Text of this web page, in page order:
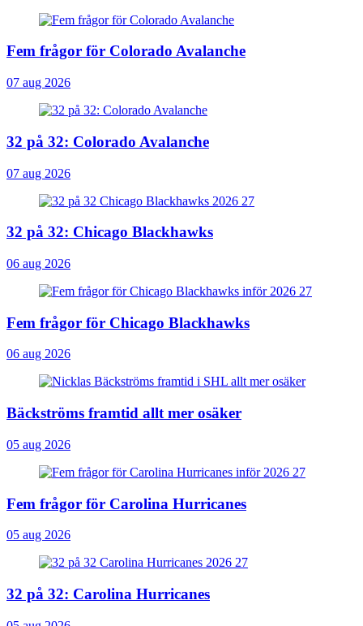
Fem frågor för Colorado Avalanche
07 aug 2026
32 på 32: Colorado Avalanche
07 aug 2026
32 på 32: Chicago Blackhawks
06 aug 2026
Fem frågor för Chicago Blackhawks
06 aug 2026
Bäckströms framtid allt mer osäker
05 aug 2026
Fem frågor för Carolina Hurricanes
05 aug 2026
32 på 32: Carolina Hurricanes